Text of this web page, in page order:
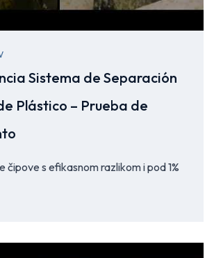
Sistema de Separación
Plástico – Prueba de
čipove s efikasnom razlikom i pod 1%